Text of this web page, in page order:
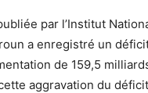
par l’Institut
a enregistré un
de 159,5
aggravation du